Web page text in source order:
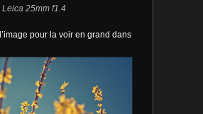
Leica 25mm f1.4
pour la voir en grand dans